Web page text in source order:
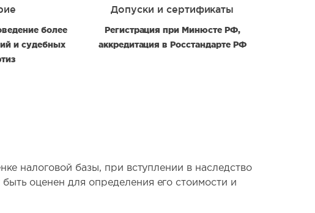
более
и судебных
Допуски и сертификаты
Регистрация при Минюсте РФ,
аккредитация в Росстандарте РФ
налоговой базы, при вступлении в наследство
оценен для определения его стоимости и